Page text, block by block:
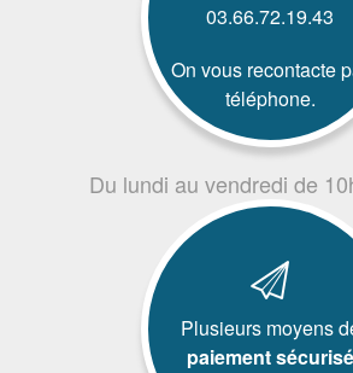
03.66.72.19.43
On vous recontacte
téléphone.
Du lundi au vendredi de
Plusieurs moyens
paiement sécurisé